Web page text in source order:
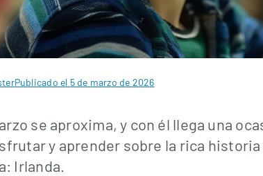
Publicado el 5 de marzo de 2026
se aproxima, y con él llega una
y aprender sobre la rica historia
Irlanda.